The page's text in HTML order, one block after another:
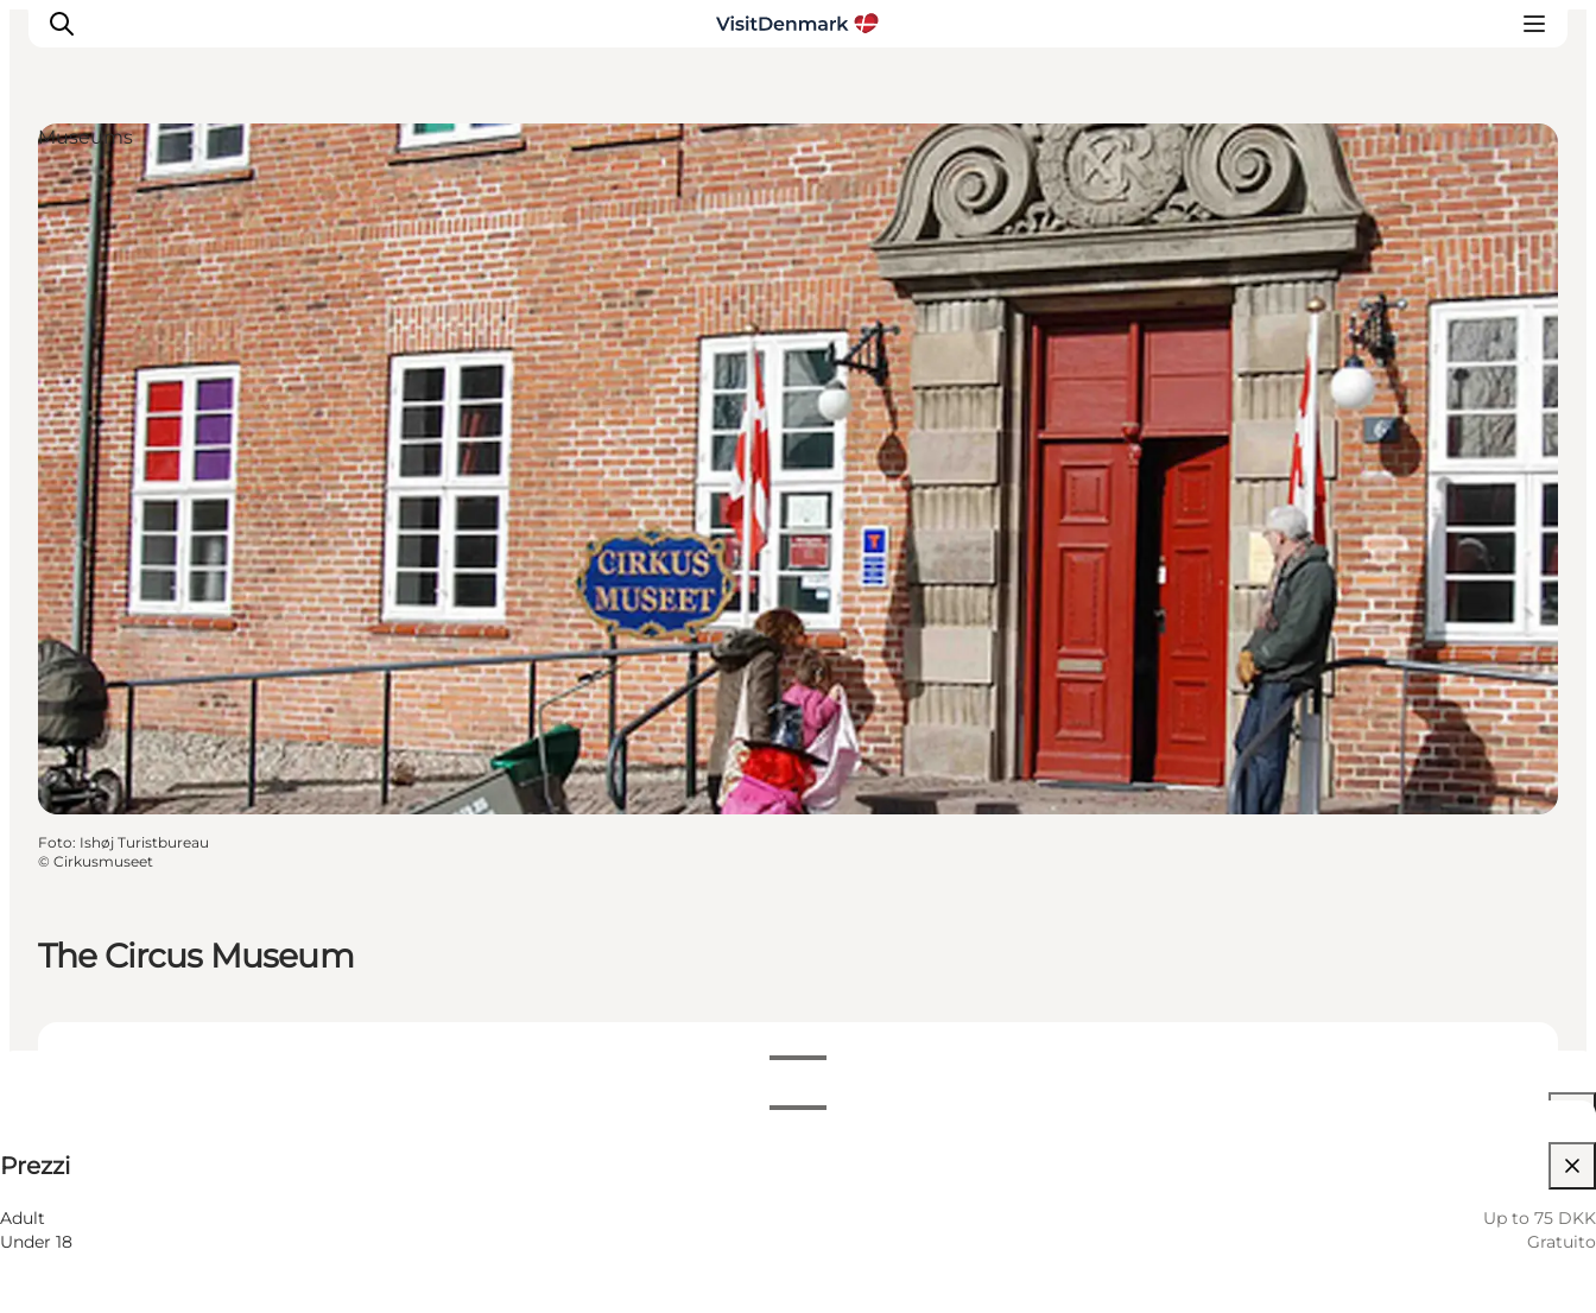
Ispirazioni
Dove andare
Cosa fare
Dove dormire
Pianifica il viaggio
The Circus Museum
Filtra per mese
9 Agosto
Domenica
10 Agosto
10:00 AM–03:00 PM
Prezzi
Adult
Up to 75 DKK
Under 18
Gratuito
Museums
Foto: Ishøj Turistbureau
© Cirkusmuseet